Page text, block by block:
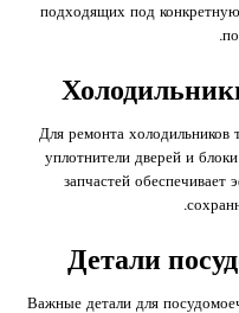
подходящих под
Для ремонта холодильников
уплотнители дверей и
запчастей обеспечивает
Детали
Важные детали для